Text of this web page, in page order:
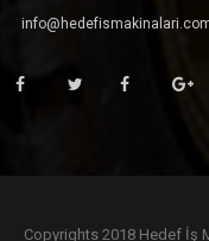
Copyrights 2018 Hedef İş